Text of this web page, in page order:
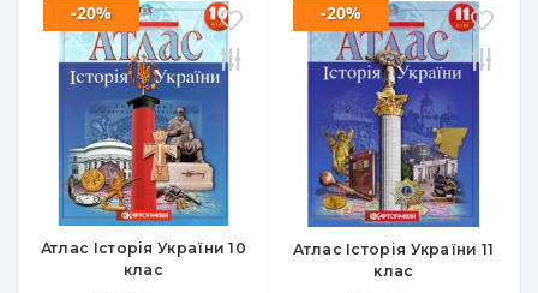
Атлас Історія України 10
клас
-20%
Атлас Історія України 11
клас
-20%